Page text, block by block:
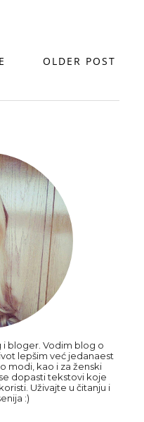
OLDER POST
i bloger. Vodim blog o
lepšim već jedanaest
modi, kao i za ženski
dopasti tekstovi koje
Uživajte u čitanju i
:)